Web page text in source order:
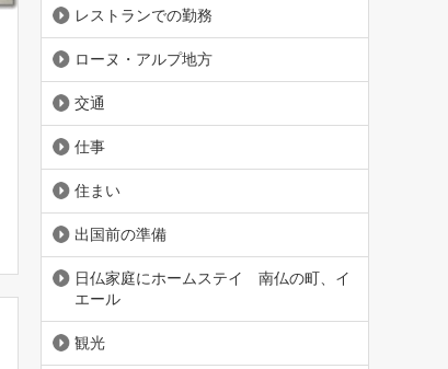
レストランでの勤務
ローヌ・アルプ地方
交通
仕事
住まい
出国前の準備
日仏家庭にホームステイ 南仏の町、イ
エール
観光